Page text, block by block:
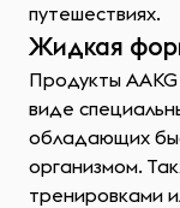
путешествиях.
Жидкая
Продукты
виде
обладающих
организмом.
тренировками